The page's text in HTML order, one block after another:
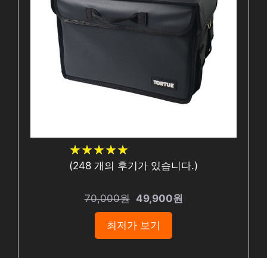
★★★★★
★★★★★
(248 개의 후기가 있습니다.)
70,000원 49,900원
최저가 보기